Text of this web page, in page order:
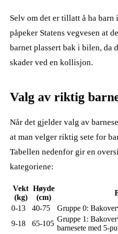
Selv om det er tillatt å ha
påpeker Statens vegvesen at
barnet plassert bak i bilen, da
skader ved en kollisjon.
Valg av riktig
Når det gjelder valg av
at man velger riktig sete for
Tabellen nedenfor gir en
kategoriene:
Vekt
(kg)
Høyde
(cm)
0-13
40-75
Gruppe 0:
9-18
65-105
Gruppe 1:
barnesete med 5-